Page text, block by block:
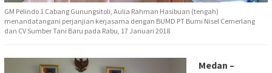
GM Pelindo 1 Cabang Gunungsitoli, Aulia Rahman Hasibuan (tengah)
menandatangani perjanjian kerjasama dengan BUMD PT Bumi Nisel Cemerlang
dan CV Sumber Tani Baru pada Rabu, 17 Januari 2018
Medan –